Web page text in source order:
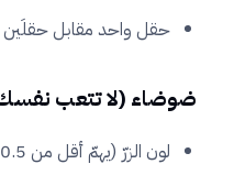
حقل واحد مقابل حقلَين
ضوضاء (لا تتعب
لون الزرّ (يهمّ أقل من 0.5٪)